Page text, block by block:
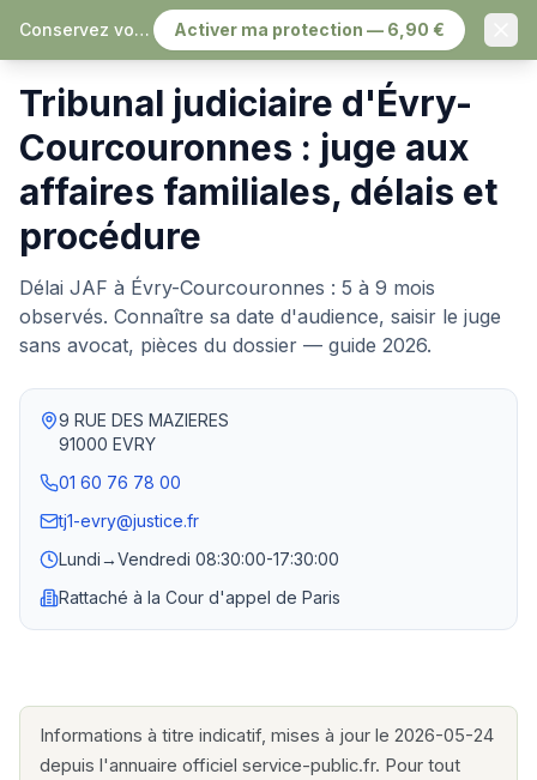
Conservez vos échanges, sereinement Activer ma protection — 6,90 €
Accueil › Tribunaux judiciaires › Évry-Courcouronnes
Tribunal judiciaire d'Évry-
Courcouronnes : juge aux
affaires familiales, délais et
procédure
Délai JAF à Évry-Courcouronnes : 5 à 9 mois
observés. Connaître sa date d'audience, saisir le juge
sans avocat, pièces du dossier — guide 2026.
9 RUE DES MAZIERES
91000 EVRY
01 60 76 78 00
tj1-evry@justice.fr
Lundi→Vendredi 08:30:00-17:30:00
Rattaché à la Cour d'appel de Paris
Informations à titre indicatif, mises à jour le 2026-05-24
depuis l'annuaire officiel service-public.fr. Pour tout